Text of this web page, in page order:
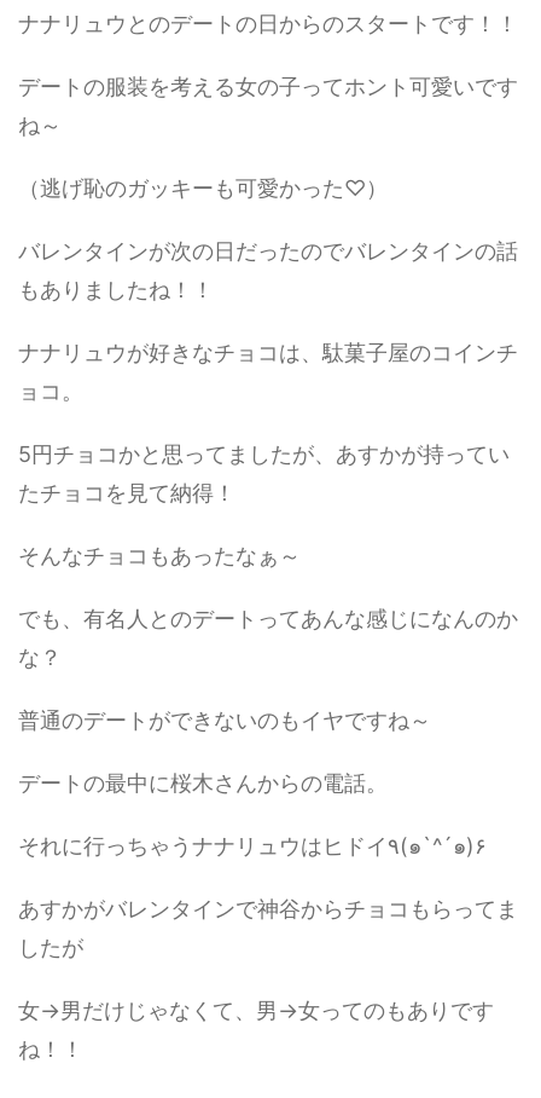
ナナリュウとのデートの日からのスタートです！！
デートの服装を考える女の子ってホント可愛いです
ね～
（逃げ恥のガッキーも可愛かった♡）
バレンタインが次の日だったのでバレンタインの話
もありましたね！！
ナナリュウが好きなチョコは、駄菓子屋のコインチ
ョコ。
5円チョコかと思ってましたが、あすかが持ってい
たチョコを見て納得！
そんなチョコもあったなぁ～
でも、有名人とのデートってあんな感じになんのか
な？
普通のデートができないのもイヤですね～
デートの最中に桜木さんからの電話。
それに行っちゃうナナリュウはヒドイ٩(๑`^´๑)۶
あすかがバレンタインで神谷からチョコもらってま
したが
女→男だけじゃなくて、男→女ってのもありです
ね！！